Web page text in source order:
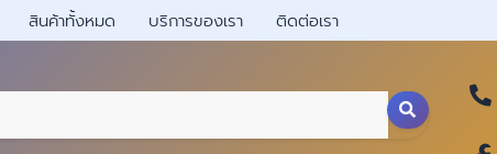
สินค้าทั้งหมด บริการของเรา ติดต่อเรา